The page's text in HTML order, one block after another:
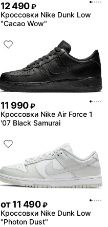
12 490 ₽
Кроссовки Nike Dunk Low
"Cacao Wow"
11 990 ₽
Кроссовки Nike Air Force 1
'07 Black Samurai
от11 490 ₽
Кроссовки Nike Dunk Low
"Photon Dust"